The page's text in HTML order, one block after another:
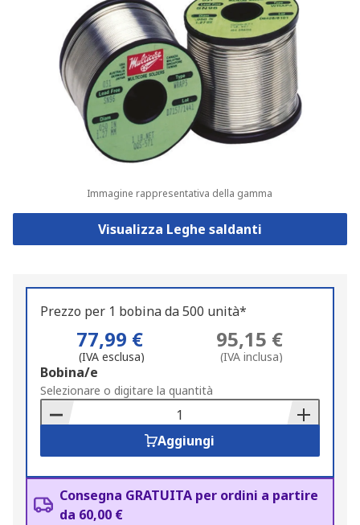
Immagine rappresentativa della gamma
Visualizza Leghe saldanti
Prezzo per 1 bobina da 500 unità*
77,99 €
(IVA esclusa)
95,15 €
(IVA inclusa)
Add
to
Basket
Bobina/e
Selezionare o digitare la quantità
Aggiungi
Consegna GRATUITA per ordini a partire
da 60,00 €